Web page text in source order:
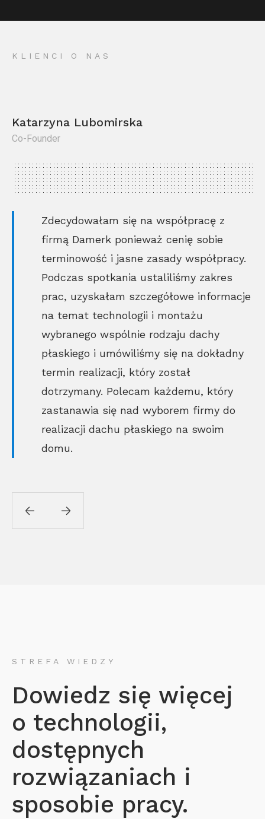
KLIENCI O NAS
Katarzyna Lubomirska
Co-Founder
Zdecydowałam się na współpracę z
firmą Damerk ponieważ cenię sobie
terminowość i jasne zasady współpracy.
Podczas spotkania ustaliliśmy zakres
prac, uzyskałam szczegółowe informacje
na temat technologii i montażu
wybranego wspólnie rodzaju dachy
płaskiego i umówiliśmy się na dokładny
termin realizacji, który został
dotrzymany. Polecam każdemu, który
zastanawia się nad wyborem firmy do
realizacji dachu płaskiego na swoim
domu.
STREFA WIEDZY
Dowiedz się więcej
o technologii,
dostępnych
rozwiązaniach i
sposobie pracy.